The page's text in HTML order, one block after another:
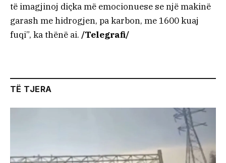
të imagjinoj diçka më emocionuese se një makinë
garash me hidrogjen, pa karbon, me 1600 kuaj
fuqi”, ka thënë ai. /Telegrafi/
TË TJERA